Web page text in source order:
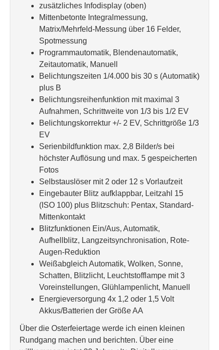
zusätzliches Infodisplay (oben)
Mittenbetonte Integralmessung,
Matrix/Mehrfeld-Messung über 16 Felder,
Spotmessung
Programmautomatik, Blendenautomatik,
Zeitautomatik, Manuell
Belichtungszeiten 1/4.000 bis 30 s (Automatik)
plus B
Belichtungsreihenfunktion mit maximal 3
Aufnahmen, Schrittweite von 1/3 bis 1/2 EV
Belichtungskorrektur +/- 2 EV, Schrittgröße 1/3
EV
Serienbildfunktion max. 2,8 Bilder/s bei
höchster Auflösung und max. 5 gespeicherten
Fotos
Selbstauslöser mit 2 oder 12 s Vorlaufzeit
Eingebauter Blitz aufklappbar, Leitzahl 15
(ISO 100) plus Blitzschuh: Pentax, Standard-
Mittenkontakt
Blitzfunktionen Ein/Aus, Automatik,
Aufhellblitz, Langzeitsynchronisation, Rote-
Augen-Reduktion
Weißabgleich Automatik, Wolken, Sonne,
Schatten, Blitzlicht, Leuchtstofflampe mit 3
Voreinstellungen, Glühlampenlicht, Manuell
Energieversorgung 4x 1,2 oder 1,5 Volt
Akkus/Batterien der Größe AA
Über die Osterfeiertage werde ich einen kleinen
Rundgang machen und berichten. Über eine